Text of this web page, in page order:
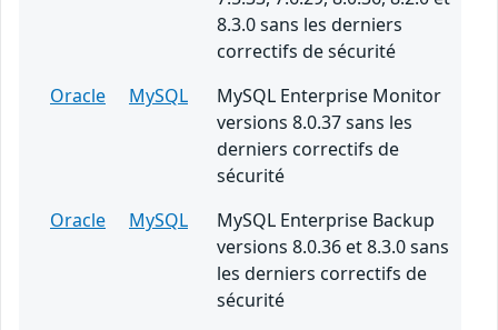
8.3.0 sans les derniers
correctifs de sécurité
Oracle
MySQL
MySQL Enterprise Monitor
versions 8.0.37 sans les
derniers correctifs de
sécurité
Oracle
MySQL
MySQL Enterprise Backup
versions 8.0.36 et 8.3.0 sans
les derniers correctifs de
sécurité